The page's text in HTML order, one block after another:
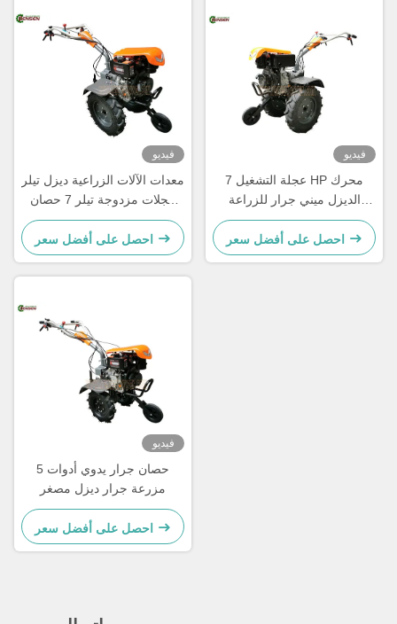
فيديو
معدات الآلات الزراعية ديزل تيلر
عجلات مزدوجة تيلر 7 حصان
جرار يدوي
احصل على أفضل سعر
فيديو
عجلة التشغيل 7 HP محرك
الديزل ميني جرار للزراعة
الصغيرة
احصل على أفضل سعر
فيديو
5 حصان جرار يدوي أدوات
مزرعة جرار ديزل مصغر
احصل على أفضل سعر